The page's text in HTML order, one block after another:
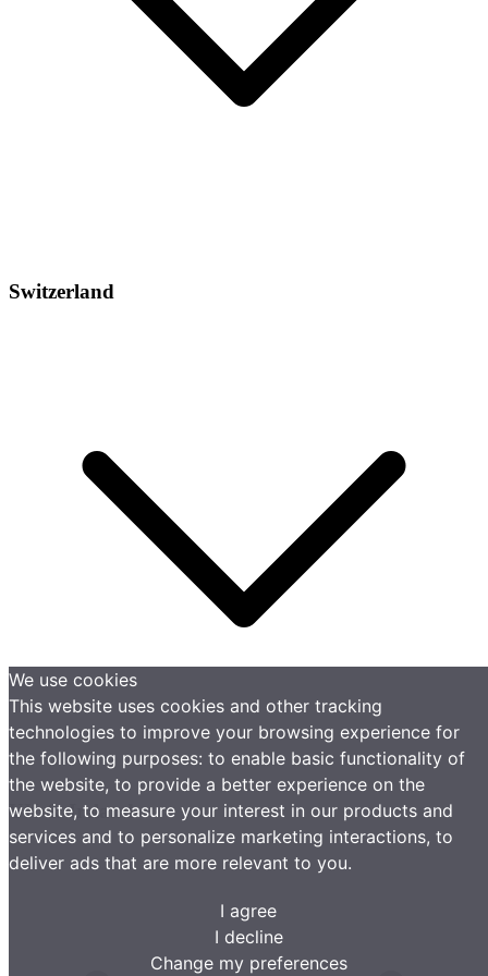
We use cookies
This website uses cookies and other tracking
technologies to improve your browsing experience for
the following purposes: to enable basic functionality of
the website, to provide a better experience on the
website, to measure your interest in our products and
services and to personalize marketing interactions, to
deliver ads that are more relevant to you.
I agree
I decline
Change my preferences
Switzerland
UK & Ireland